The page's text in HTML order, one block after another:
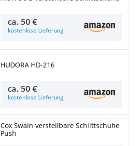
ca. 50 €
kostenlose Lieferung
HUDORA HD-216
ca. 50 €
kostenlose Lieferung
Cox Swain verstellbare Schlittschuhe
Push